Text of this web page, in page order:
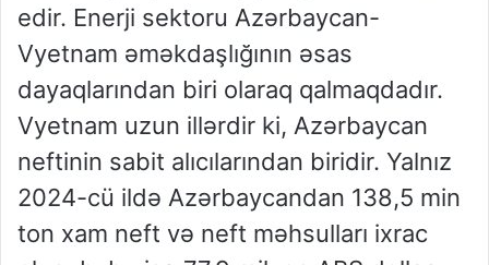
edir. Enerji sektoru Azərbaycan-
Vyetnam əməkdaşlığının əsas
dayaqlarından biri olaraq qalmaqdadır.
Vyetnam uzun illərdir ki, Azərbaycan
neftinin sabit alıcılarından biridir. Yalnız
2024-cü ildə Azərbaycandan 138,5 min
ton xam neft və neft məhsulları ixrac